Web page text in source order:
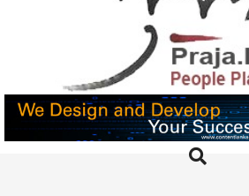
PRAJA.LK
Search